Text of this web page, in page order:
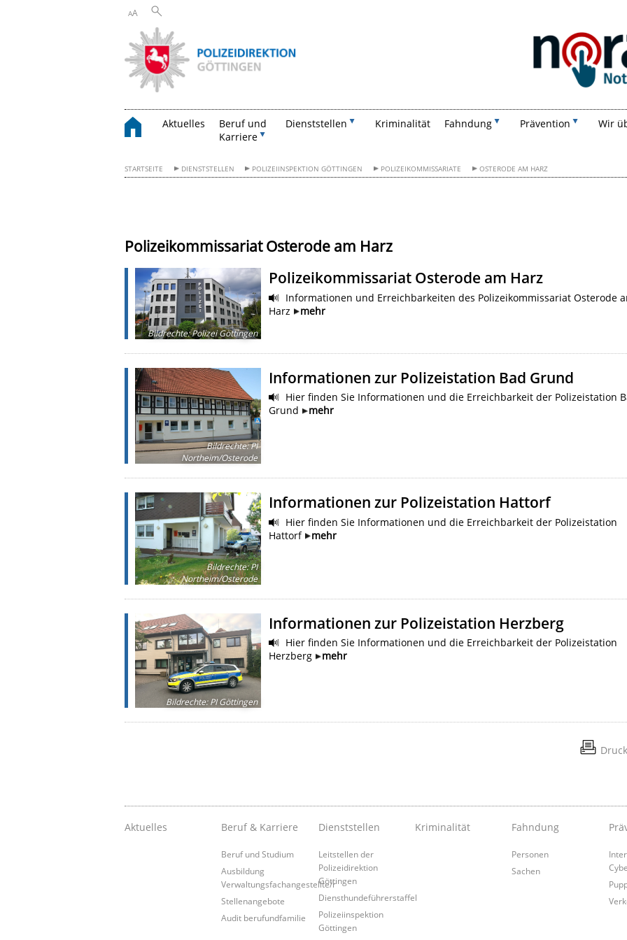
AA
Aktuelles
Beruf und
Karriere
Dienststellen Kriminalität Fahndung Prävention Wir
STARTSEITE DIENSTSTELLEN POLIZEIINSPEKTION GÖTTINGEN POLIZEIKOMMISSARIATE OSTERODE AM HARZ
Polizeikommissariat Osterode am Harz
Bildrechte:Polizei Göttingen
Polizeikommissariat Osterode am Harz
Informationen und Erreichbarkeiten des Polizeikommissariat Osterode
Harz
mehr
Bildrechte:PI
Northeim/Osterode
Informationen zur Polizeistation Bad Grund
Hier finden Sie Informationen und die Erreichbarkeit der Polizeistation
Grund
mehr
Bildrechte:PI
Northeim/Osterode
Informationen zur Polizeistation Hattorf
Hier finden Sie Informationen und die Erreichbarkeit der Polizeistation
Hattorf
mehr
Bildrechte:PI Göttingen
Informationen zur Polizeistation Herzberg
Hier finden Sie Informationen und die Erreichbarkeit der Polizeistation
Herzberg
mehr
Aktuelles Beruf & Karriere
Beruf und Studium
Ausbildung
Verwaltungsfachangestellte/r
Stellenangebote
Audit berufundfamilie
Dienststellen
Leitstellen der
Polizeidirektion
Göttingen
Diensthundeführerstaffel
Polizeiinspektion
Göttingen
Kriminalität Fahndung
Personen
Sachen